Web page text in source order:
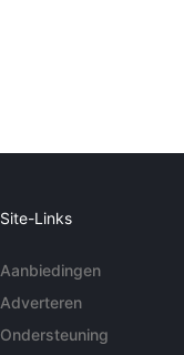
Site-Links
Aanbiedingen
Adverteren
Ondersteuning